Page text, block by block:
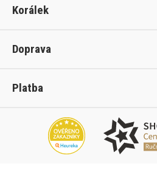
Korálek
Doprava
Platba